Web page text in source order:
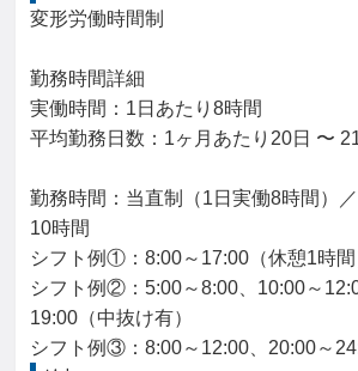
変形労働時間制
勤務時間詳細
実働時間：1日あたり8時間
平均勤務日数：1ヶ月あたり20日 〜
勤務時間：当直制（1日実働8時間）
10時間
シフト例①：8:00～17:00（休憩1時間
シフト例②：5:00～8:00、10:00～
19:00（中抜け有）
シフト例③：8:00～12:00、20:00～